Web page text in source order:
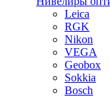
Leica
RGK
Nikon
VEGA
Geobox
Sokkia
Bosch